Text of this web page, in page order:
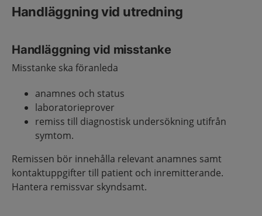
Handläggning vid utredning
Handläggning vid misstanke
Misstanke ska föranleda
anamnes och status
laboratorieprover
remiss till diagnostisk undersökning utifrån
symtom.
Remissen bör innehålla relevant anamnes samt
kontaktuppgifter till patient och inremitterande.
Hantera remissvar skyndsamt.